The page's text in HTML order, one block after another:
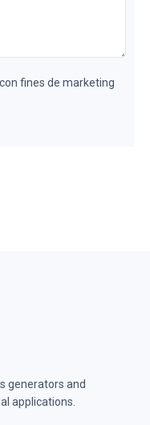
fines de marketing
generators and
applications.